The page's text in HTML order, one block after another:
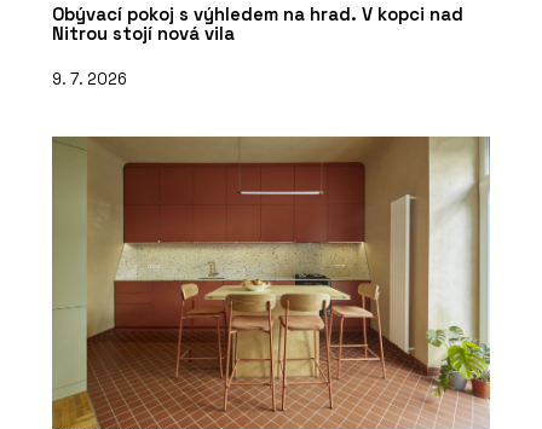
Obývací pokoj s výhledem na hrad. V kopci nad
Nitrou stojí nová vila
9. 7. 2026